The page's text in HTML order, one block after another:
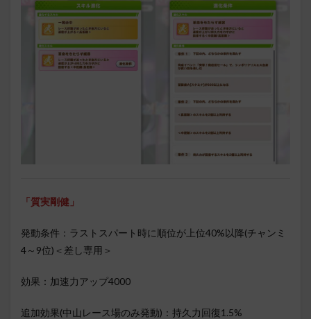
「質実剛健」
発動条件：ラストスパート時に順位が上位40%以降(チャンミ
4～9位)＜差し専用＞
効果：加速力アップ4000
追加効果(中山レース場のみ発動)：持久力回復1.5%